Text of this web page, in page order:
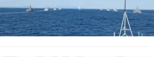
ловец за българския флот
до края на годината